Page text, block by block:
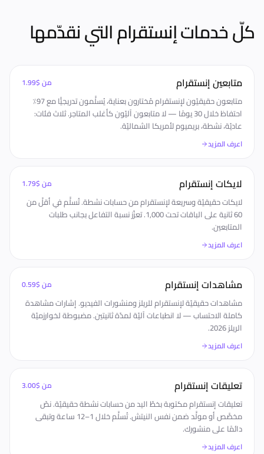
كلّ خدمات إنستقرام التي نقدّمها
متابعين إنستقرام من$1.99
متابعون حقيقيّون لإنستقرام مُختارون بعناية، يُسلَّمون تدريجيًّا مع 97٪
احتفاظ خلال 30 يومًا — لا متابعون آليّون كأغلب المتاجر. ثلاث فئات:
عاديّة، نشطة، بريميوم لأمريكا الشماليّة.
اعرف المزيد
لايكات إنستقرام من$1.79
لايكات حقيقيّة وسريعة لإنستقرام من حسابات نشطة. تُسلَّم في أقلّ من
60 ثانية على الباقات تحت 1,000. تعزّز نسبة التفاعل بجانب طلبات
المتابعين.
اعرف المزيد
مشاهدات إنستقرام من$0.59
مشاهدات حقيقيّة لإنستقرام للريلز ومنشورات الفيديو. إشارات مشاهدة
كاملة الاحتساب — لا انطباعات آليّة لمدّة ثانيتين. مضبوطة لخوارزميّة
الريلز 2026.
اعرف المزيد
تعليقات إنستقرام من$3.00
تعليقات إنستقرام مكتوبة بخطّ اليد من حسابات نشطة حقيقيّة. نصّ
مخصَّص أو مولَّد ضمن نفس النيتش. تُسلَّم خلال 1–12 ساعة وتبقى
دائمًا على منشورك.
اعرف المزيد